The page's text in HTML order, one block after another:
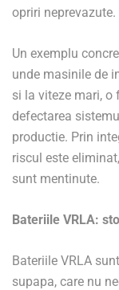
opriri neprevazute.
Un exemplu
unde masinile de
si la viteze mari, o
defectarea
productie. Prin
riscul este
sunt mentinute.
Bateriile VRLA:
Bateriile VRLA
supapa, care nu